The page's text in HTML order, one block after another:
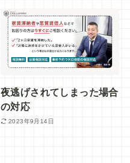
夜逃げされてしまった場合
の対応
2023年9月14日